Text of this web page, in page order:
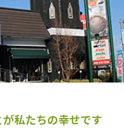
が私たちの幸せです